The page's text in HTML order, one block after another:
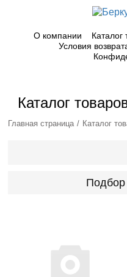
О компании Каталог
Условия
Каталог
Главная страница Каталог
Подбор